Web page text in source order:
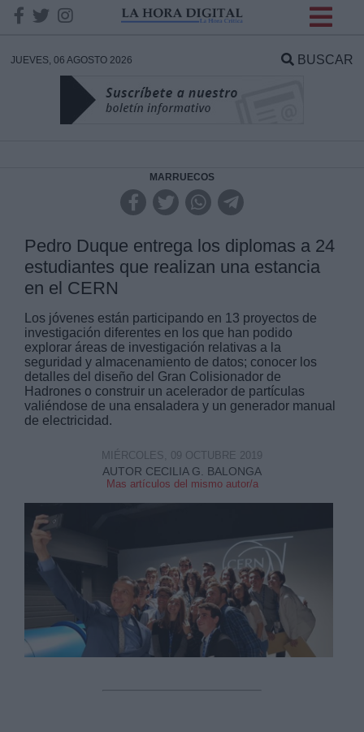
JUEVES, 06 AGOSTO 2026 BUSCAR
MARRUECOS
Pedro Duque entrega los diplomas a 24
estudiantes que realizan una estancia
en el CERN
Los jóvenes están participando en 13 proyectos de
investigación diferentes en los que han podido
explorar áreas de investigación relativas a la
seguridad y almacenamiento de datos; conocer los
detalles del diseño del Gran Colisionador de
Hadrones o construir un acelerador de partículas
valiéndose de una ensaladera y un generador manual
de electricidad.
AUTOR CECILIA G. BALONGA
Mas artículos del mismo autor/a
MIÉRCOLES, 09 OCTUBRE 2019
DATOS
Responsable:
Legitimación:
Destinatarios:
Información adicional